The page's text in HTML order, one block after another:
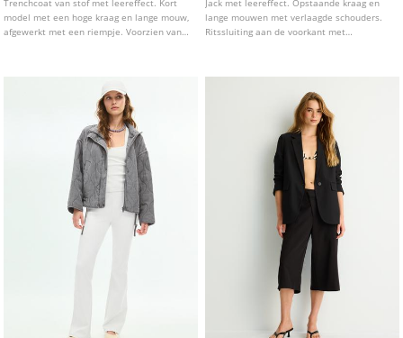
Trenchcoat van stof met leereffect. Kort
model met een hoge kraag en lange mouw,
afgewerkt met een riempje. Voorzien van
Jack met leereffect. Opstaande kraag en
lange mouwen met verlaagde schouders.
Ritssluiting aan de voorkant met
Sierstiksels. Elastische zoom.